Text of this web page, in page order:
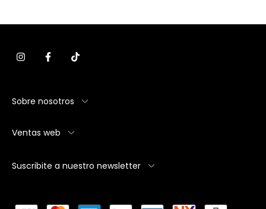
Sobre nosotros
Ventas web
Suscribite a nuestro newsletter